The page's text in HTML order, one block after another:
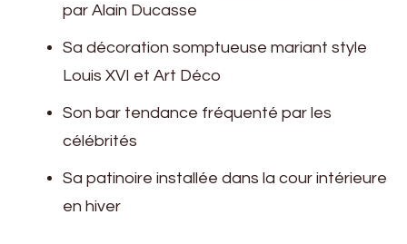
par Alain Ducasse
Sa décoration somptueuse mariant style
Louis XVI et Art Déco
Son bar tendance fréquenté par les
célébrités
Sa patinoire installée dans la cour intérieure
en hiver